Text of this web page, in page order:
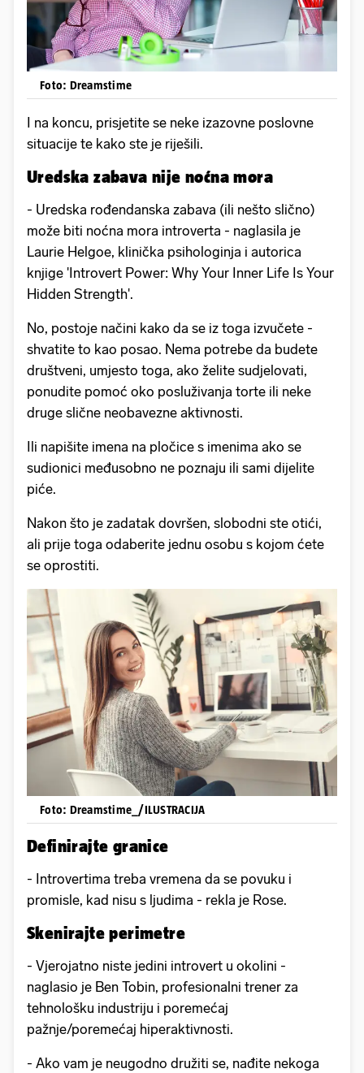
Foto: Dreamstime
I na koncu, prisjetite se neke izazovne poslovne
situacije te kako ste je riješili.
Uredska zabava nije noćna mora
- Uredska rođendanska zabava (ili nešto slično)
može biti noćna mora introverta - naglasila je
Laurie Helgoe, klinička psihologinja i autorica
knjige 'Introvert Power: Why Your Inner Life Is Your
Hidden Strength'.
No, postoje načini kako da se iz toga izvučete -
shvatite to kao posao. Nema potrebe da budete
društveni, umjesto toga, ako želite sudjelovati,
ponudite pomoć oko posluživanja torte ili neke
druge slične neobavezne aktivnosti.
Ili napišite imena na pločice s imenima ako se
sudionici međusobno ne poznaju ili sami dijelite
piće.
Nakon što je zadatak dovršen, slobodni ste otići,
ali prije toga odaberite jednu osobu s kojom ćete
se oprostiti.
Foto: Dreamstime_/ILUSTRACIJA
Definirajte granice
- Introvertima treba vremena da se povuku i
promisle, kad nisu s ljudima - rekla je Rose.
Skenirajte perimetre
- Vjerojatno niste jedini introvert u okolini -
naglasio je Ben Tobin, profesionalni trener za
tehnološku industriju i poremećaj
pažnje/poremećaj hiperaktivnosti.
- Ako vam je neugodno družiti se, nađite nekoga